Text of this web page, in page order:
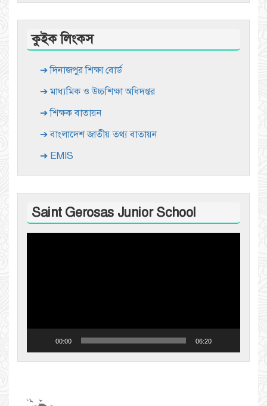
কুইক লিংকস
➔ দিনাজপুর শিক্ষা বোর্ড
➔ মাধ্যমিক ও উচ্চশিক্ষা অধিদপ্তর
➔ শিক্ষক বাতায়ন
➔ বাংলাদেশ জাতীয় তথ্য বাতায়ন
➔ EMIS
Saint Gerosas Junior School
00:00 06:20